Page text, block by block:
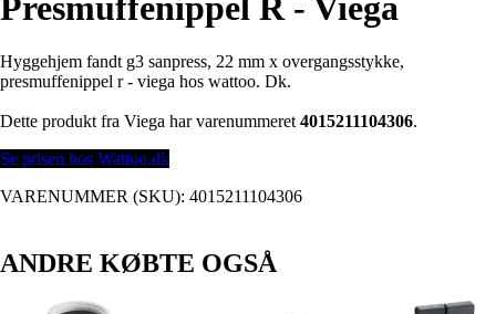
Hyggehjem fandt g3 sanpress, 22 mm x overgangsstykke,
presmuffenippel r - viega hos wattoo. Dk.
Dette produkt fra Viega har varenummeret4015211104306.
Se prisen hos Wattoo.dk
VARENUMMER (SKU): 4015211104306
ANDRE KØBTE OGSÅ